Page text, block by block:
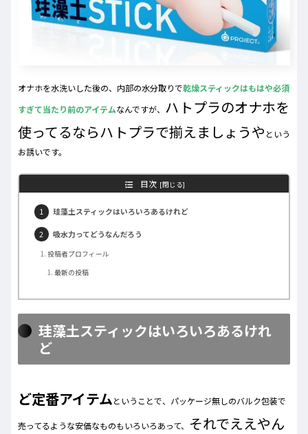
オナホを水洗いした後の、内部の水分取りで乾燥スティックはもはや必須
すぎて当たり前のアイテムなんですが、 ハトプラのオナホを
使ってるならハトプラで揃えましょうや という
お誘いです。
目次
珪藻土スティックはいろいろあるけれど
吸水力ってどうなんだろう
投稿者プロフィール
最新の投稿
珪藻土スティックはいろいろあるけれ
ど
ど定番アイテムということで、パッケージ無しのバルク包装で
売ってるような安価なものもいろいろあって、
それでええやん